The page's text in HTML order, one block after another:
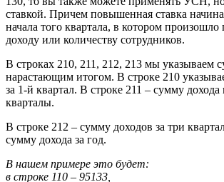
ставкой. Причем повышенная ставка
начала того квартала, в котором
доходу или количеству сотрудников.
В строках 210, 211, 212, 213 мы указываем
нарастающим итогом. В строке 210
за 1-й квартал. В строке 211 – сумму
кварталы.
В строке 212 – сумму доходов за три
сумму дохода за год.
В нашем примере это будет:
в строке 110 – 95133,